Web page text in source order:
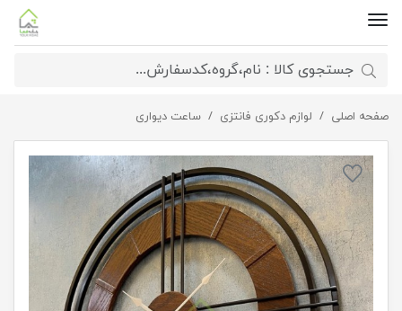
صفحه اصلی لوازم دکوری فانتزی ساعت دیواری ساعت دیواری ونیز